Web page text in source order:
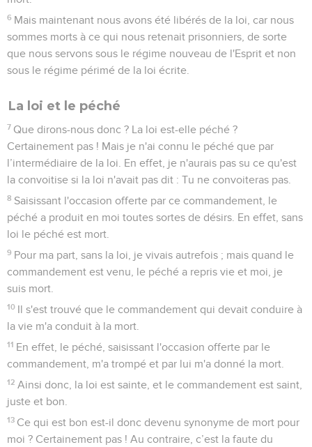
6 Mais maintenant nous avons été libérés de la loi, car nous
sommes morts à ce qui nous retenait prisonniers, de sorte
que nous servons sous le régime nouveau de l'Esprit et non
sous le régime périmé de la loi écrite.
La loi et le péché
7 Que dirons-nous donc ? La loi est-elle péché ?
Certainement pas ! Mais je n'ai connu le péché que par
l’intermédiaire de la loi. En effet, je n'aurais pas su ce qu'est
la convoitise si la loi n'avait pas dit : Tu ne convoiteras pas.
8 Saisissant l'occasion offerte par ce commandement, le
péché a produit en moi toutes sortes de désirs. En effet, sans
loi le péché est mort.
9 Pour ma part, sans la loi, je vivais autrefois ; mais quand le
commandement est venu, le péché a repris vie et moi, je
suis mort.
10 Il s'est trouvé que le commandement qui devait conduire à
la vie m'a conduit à la mort.
11 En effet, le péché, saisissant l'occasion offerte par le
commandement, m'a trompé et par lui m'a donné la mort.
12 Ainsi donc, la loi est sainte, et le commandement est saint,
juste et bon.
13 Ce qui est bon est-il donc devenu synonyme de mort pour
moi ? Certainement pas ! Au contraire, c’est la faute du